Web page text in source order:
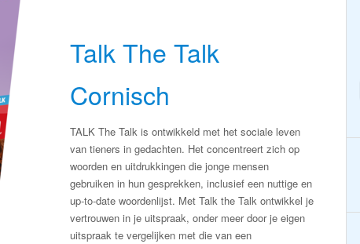
Talk The Talk
Cornisch
TALK The Talk is ontwikkeld met het sociale leven
van tieners in gedachten. Het concentreert zich op
woorden en uitdrukkingen die jonge mensen
gebruiken in hun gesprekken, inclusief een nuttige en
up-to-date woordenlijst. Met Talk the Talk ontwikkel je
vertrouwen in je uitspraak, onder meer door je eigen
uitspraak te vergelijken met die van een